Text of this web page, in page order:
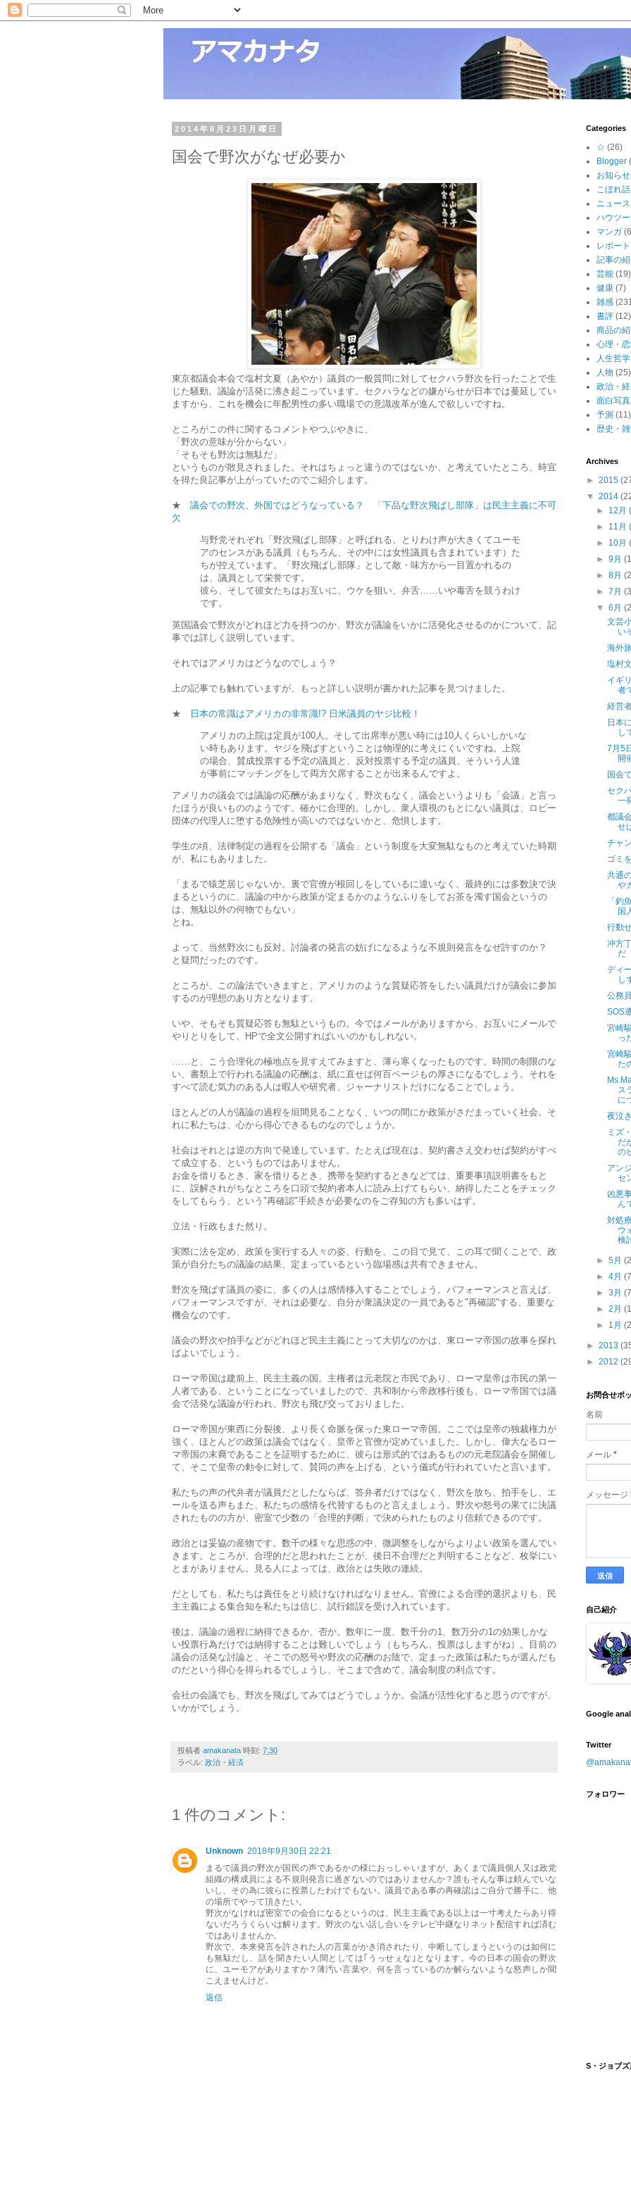
2014年6月23日月曜日
国会で野次がなぜ必要か
東京都議会本会で塩村文夏（あやか）議員の一般質問に対してセクハラ野次を行ったことで生
じた騒動。議論が活発に沸き起こっています。セクハラなどの嫌がらせが日本では蔓延してい
ますから、これを機会に年配男性の多い職場での意識改革が進んで欲しいですね。
ところがこの件に関するコメントやつぶやきに、
「野次の意味が分からない」
「そもそも野次は無駄だ」
というものが散見されました。それはちょっと違うのではないか、と考えていたところ、時宜
を得た良記事が上がっていたのでご紹介します。
★ 議会での野次、外国ではどうなっている？ 「下品な野次飛ばし部隊」は民主主義に不可
欠
与野党それぞれ「野次飛ばし部隊」と呼ばれる、とりわけ声が大きくてユーモ
アのセンスがある議員（もちろん、その中には女性議員も含まれています）た
ちが控えています。「野次飛ばし部隊」として敵・味方から一目置かれるの
は、議員として栄誉です。
彼ら、そして彼女たちはお互いに、ウケを狙い、弁舌……いや毒舌を競うわけ
です。
英国議会で野次がどれほど力を持つのか、野次が議論をいかに活発化させるのかについて、記
事では詳しく説明しています。
それではアメリカはどうなのでしょう？
上の記事でも触れていますが、もっと詳しい説明が書かれた記事を見つけました。
★ 日本の常識はアメリカの非常識!? 日米議員のヤジ比較！
アメリカの上院は定員が100人。そして出席率が悪い時には10人くらいしかいな
い時もあります。ヤジを飛ばすということは物理的に考えにくいですね。上院
の場合、賛成投票する予定の議員と、反対投票する予定の議員、そういう人達
が事前にマッチングをして両方欠席することが出来るんですよ。
アメリカの議会では議論の応酬があまりなく、野次もなく、議会というよりも「会議」と言っ
たほうが良いもののようです。確かに合理的。しかし、衆人環視のもとにない議員は、ロビー
団体の代理人に堕する危険性が高いのではないかと、危惧します。
学生の頃、法律制定の過程を公開する「議会」という制度を大変無駄なものと考えていた時期
が、私にもありました。
「まるで猿芝居じゃないか。裏で官僚が根回しをしているに違いなく、最終的には多数決で決
まるというのに、議論の中から政策が定まるかのようなふりをしてお茶を濁す国会というの
は、無駄以外の何物でもない」
とね。
よって、当然野次にも反対。討論者の発言の妨げになるような不規則発言をなぜ許すのか？
と疑問だったのです。
ところが、この論法でいきますと、アメリカのような質疑応答をしたい議員だけが議会に参加
するのが理想のあり方となります。
いや、そもそも質疑応答も無駄というもの。今ではメールがありますから、お互いにメールで
やりとりをして、HPで全文公開すればいいのかもしれない。
……と、こう合理化の極地点を見すえてみますと、薄ら寒くなったものです。時間の制限のな
い、書類上で行われる議論の応酬は、紙に直せば何百ページもの厚さになるでしょう。それを
すべて読む気力のある人は暇人や研究者、ジャーナリストだけになることでしょう。
ほとんどの人が議論の過程を垣間見ることなく、いつの間にか政策がさだまっていく社会。そ
れに私たちは、心から得心できるものなのでしょうか。
社会はそれとは逆の方向で発達しています。たとえば現在は、契約書さえ交わせば契約がすべ
て成立する、というものではありません。
お金を借りるとき、家を借りるとき、携帯を契約するときなどては、重要事項説明書をもと
に、誤解されがちなところを口頭で契約者本人に読み上げてもらい、納得したことをチェック
をしてもらう、という"再確認"手続きが必要なのをご存知の方も多いはず。
立法・行政もまた然り。
実際に法を定め、政策を実行する人々の姿、行動を、この目で見て、この耳で聞くことで、政
策が自分たちの議論の結果、定まっているという臨場感は共有できません。
野次を飛ばす議員の姿に、多くの人は感情移入することでしょう。パフォーマンスと言えば、
パフォーマンスですが、それは必要な、自分が衆議決定の一員であると"再確認"する、重要な
機会なのです。
議会の野次や拍手などがどれほど民主主義にとって大切なのかは、東ローマ帝国の故事を探れ
ばよいでしょう。
ローマ帝国は建前上、民主主義の国。主権者は元老院と市民であり、ローマ皇帝は市民の第一
人者である、ということになっていましたので、共和制から帝政移行後も、ローマ帝国では議
会で活発な議論が行われ、野次も飛び交っておりました。
ローマ帝国が東西に分裂後、より長く命脈を保った東ローマ帝国。ここでは皇帝の独裁権力が
強く、ほとんどの政策は議会ではなく、皇帝と官僚が定めていました。しかし、偉大なるロー
マ帝国の末裔であることを証明するために、彼らは形式的ではあるものの元老院議会を開催し
て、そこで皇帝の勅令に対して、賛同の声を上げる、という儀式が行われていたと言います。
私たちの声の代弁者が議員だとしたならば、答弁者だけではなく、野次を放ち、拍手をし、エ
ールを送る声もまた、私たちの感情を代替するものと言えましょう。野次や怒号の果てに決議
されたものの方が、密室で少数の「合理的判断」で決められたものより信頼できるのです。
政治とは妥協の産物です。数千の様々な思惑の中、微調整をしながらよりよい政策を選んでい
きます。ところが、合理的だと思われたことが、後日不合理だと判明することなど、枚挙にい
とまがありません。見る人によっては、政治とは失敗の連続。
だとしても、私たちは責任をとり続けなければなりません。官僚による合理的選択よりも、民
主主義による集合知を私たちは信じ、試行錯誤を受け入れています。
後は、議論の過程に納得できるか、否か。数年に一度、数千分の1、数万分の1の効果しかな
い投票行為だけでは納得することは難しいでしょう（もちろん、投票はしますがね）。目前の
議会の活発な討論と、そこでの怒号や野次の応酬のお陰で、定まった政策は私たちが選んだも
のだという得心を得られるでしょうし、そこまで含めて、議会制度の利点です。
会社の会議でも、野次を飛ばしてみてはどうでしょうか。会議が活性化すると思うのですが、
いかがでしょう。
投稿者 amakanata 時刻: 7:30
ラベル: 政治・経済
1 件のコメント:
Unknown 2018年9月30日 22:21
まるで議員の野次が国民の声であるかの様におっしゃいますが、あくまで議員個人又は政党
組織の構成員による不規則発言に過ぎないのではありませんか？誰もそんな事は頼んでいな
いし、その為に彼らに投票したわけでもない。議員である事の再確認はご自分で勝手に、他
の場所でやって頂きたい。
野次がなければ密室での会合になるというのは、民主主義である以上は一寸考えたらあり得
ないだろうくらいは解ります。野次のない話し合いをテレビ中継なりネット配信すれば済む
ではありませんか。
野次で、本来発言を許された人の言葉がかき消されたり、中断してしまうというのは如何に
も無駄だし、話を聞きたい人間としては｢うっせぇな｣となります。今の日本の国会の野次
に、ユーモアがありますか？薄汚い言葉や、何を言っているのか解らないような怒声しか聞
こえませんけど。
返信
Categories
☆ (26)
Blogger
お知ら
こぼれ話
ニュース
ハウツー
マンガ
レポート
記事の
芸能 (19)
健康 (7)
雑感
書評 (12)
商品の
心理・
人生哲学
人物 (25)
政治・
面白写
予測 (11)
歴史・
Archives
► 2015
▼ 2014
► 12月
► 11月
► 10月
►9月
►8月
►7月
▼6月
文芸
い
海外
塩村
イギ
者
経営
日本
し
7月5
開
国会
セク
一
都議
せ
チャ
ゴミ
共通
や
「釣
国
行動
冲方
だ
ディ
し
公務
SOS
宮崎
っ
宮崎
た
ス
に
夜泣
ミズ
だ
の
アン
セ
凶悪
ん
対処
ウ
検
►5月
►4月
►3月
►2月
► 1月
► 2013
► 2012
お問合せボ
名前
メール *
メッセージ
自己紹介
Google
Twitter
フォロワー
S・ジョブ